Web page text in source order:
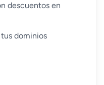
descuentos en
dominios